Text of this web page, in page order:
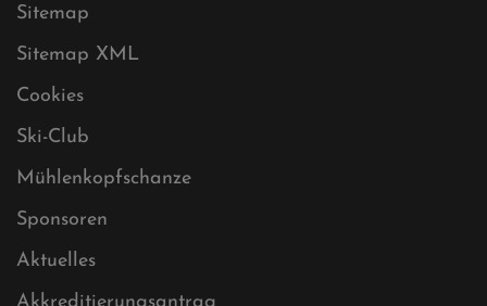
Sitemap
Sitemap XML
Mühlenkopfschanze
Sponsoren